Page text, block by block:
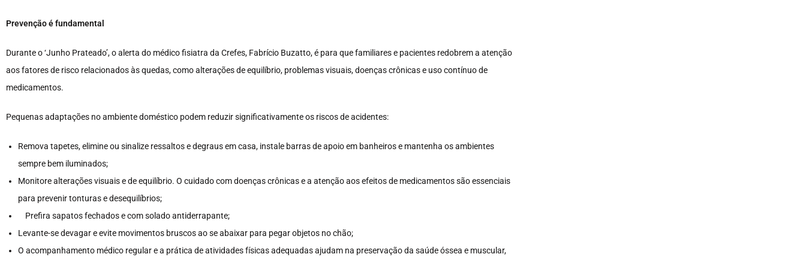
Prevenção é fundamental
Durante o ‘Junho Prateado’, o alerta do médico fisiatra da Crefes, Fabrício Buzatto, é para que familiares e pacientes redobrem a atenção
aos fatores de risco relacionados às quedas, como alterações de equilíbrio, problemas visuais, doenças crônicas e uso contínuo de
medicamentos.
Pequenas adaptações no ambiente doméstico podem reduzir significativamente os riscos de acidentes:
Remova tapetes, elimine ou sinalize ressaltos e degraus em casa, instale barras de apoio em banheiros e mantenha os ambientes
sempre bem iluminados;
Monitore alterações visuais e de equilíbrio. O cuidado com doenças crônicas e a atenção aos efeitos de medicamentos são essenciais
para prevenir tonturas e desequilíbrios;
Prefira sapatos fechados e com solado antiderrapante;
Levante-se devagar e evite movimentos bruscos ao se abaixar para pegar objetos no chão;
O acompanhamento médico regular e a prática de atividades físicas adequadas ajudam na preservação da saúde óssea e muscular,